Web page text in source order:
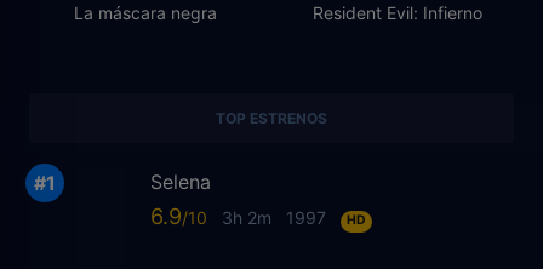
La máscara negra Resident Evil: Infierno
TOP ESTRENOS
Selena
6.9 3h 2m 1997 HD